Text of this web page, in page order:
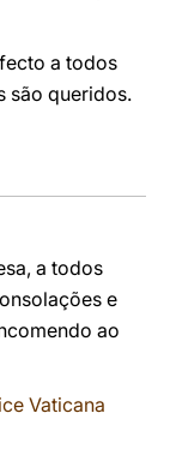
a todos
são queridos.
a todos
e
ao
Vaticana